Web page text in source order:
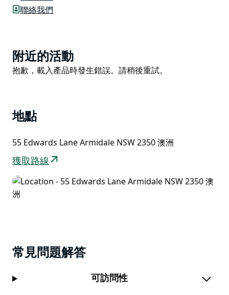
房費包含美味的早餐籃。
浴，隱私極佳，配備齊全的餐具、刀叉和一張寬敞的餐
桌。可應要求提供電視。冬季提供良好的暖氣，夏季提供
風扇。
麵包，以及果園果樹上摘下的果醬。
這裡非常適合兒童玩耍，有友善的動物和彈跳床。孩子們
喜歡從母雞那裡撿雞蛋。花園裡養著寵物鴨，孩子們可以
匹小馬，它們會很樂意被餵胡蘿蔔。他們心愛的邊境牧羊
犬Sassy深受每位客人的喜愛。
30多年來，我們的主人一直致力於為許多樂於回頭的客
聯絡我們
Product
List
附近的活動
Product
抱歉，載入產品時發生錯誤。請稍後重試。
地點
55 Edwards Lane Armidale NSW 2350 澳洲
獲取路線
常見問題解答
可訪問性